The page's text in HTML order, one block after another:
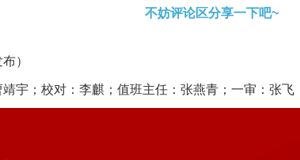
不妨评论区分享一下吧~
）
靖宇；校对：李麒；值班主任：张燕青；一审：张飞